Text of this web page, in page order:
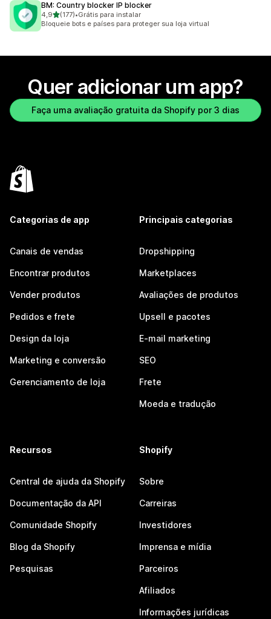
BM: Country blocker IP blocker
4,9de 5 estrelas
(177)
177 avaliações ao todo
•Grátis para instalar
Bloqueie bots e países para proteger sua loja virtual
Quer adicionar um app?
Faça uma avaliação gratuita da Shopify por 3 dias
Categorias de app
Canais de vendas
Encontrar produtos
Vender produtos
Pedidos e frete
Design da loja
Marketing e conversão
Gerenciamento de loja
Principais categorias
Dropshipping
Marketplaces
Avaliações de produtos
Upsell e pacotes
E-mail marketing
SEO
Frete
Moeda e tradução
Recursos
Central de ajuda da Shopify
Documentação da API
Comunidade Shopify
Blog da Shopify
Pesquisas
Shopify
Sobre
Carreiras
Investidores
Imprensa e mídia
Parceiros
Afiliados
Informações jurídicas